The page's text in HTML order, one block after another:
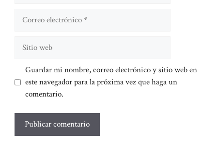
Guardar mi nombre, correo electrónico y sitio web en
este navegador para la próxima vez que haga un
comentario.